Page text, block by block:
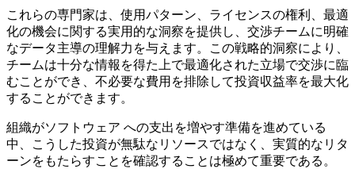
これらの専門家は、使用パターン、ライセンスの権利、最適
化の機会に関する実用的な洞察を提供し、交渉チームに明確
なデータ主導の理解力を与えます。この戦略的洞察により、
チームは十分な情報を得た上で最適化された立場で交渉に臨
むことができ、不必要な費用を排除して投資収益率を最大化
することができます。
組織がソフトウェア への支出を増やす準備を進めている
中、こうした投資が無駄なリソースではなく、実質的なリタ
ーンをもたらすことを確認することは極めて重要である。